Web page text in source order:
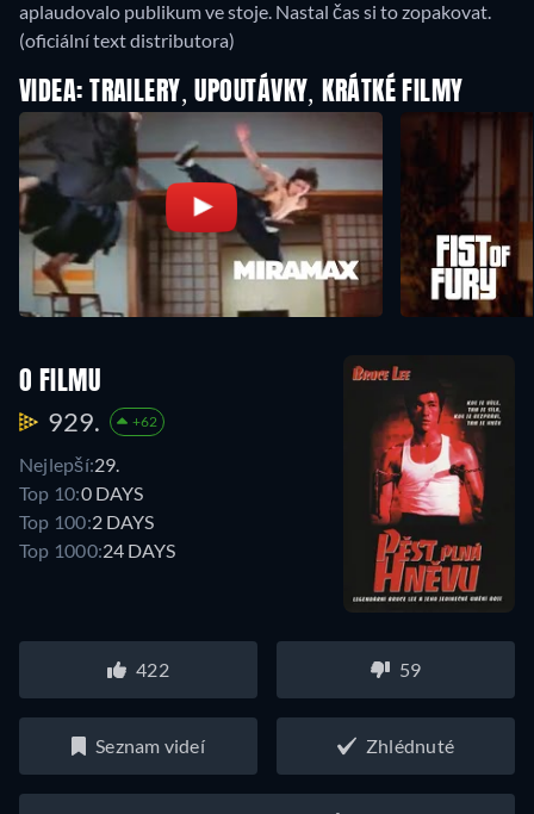
aplaudovalo publikum ve stoje. Nastal čas si to zopakovat.
(oficiální text distributora)
VIDEA: TRAILERY, UPOUTÁVKY, KRÁTKÉ FILMY
O FILMU
929. +62
Nejlepší:29.
Top 10:0 DAYS
Top 100:2 DAYS
Top 1000:24 DAYS
422 59
Seznam videí Zhlédnuté